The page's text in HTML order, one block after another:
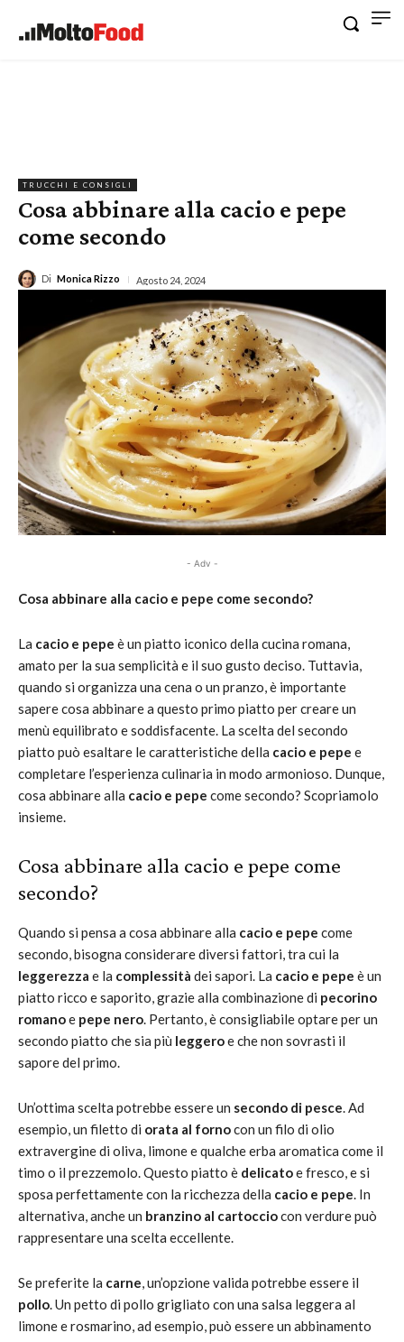
TRUCCHI E CONSIGLI
Cosa abbinare alla cacio e pepe
come secondo
Di Monica Rizzo Agosto 24, 2024
- Adv -
Cosa abbinare alla cacio e pepe come secondo?
La cacio e pepe è un piatto iconico della cucina romana,
amato per la sua semplicità e il suo gusto deciso. Tuttavia,
quando si organizza una cena o un pranzo, è importante
sapere cosa abbinare a questo primo piatto per creare un
menù equilibrato e soddisfacente. La scelta del secondo
piatto può esaltare le caratteristiche della cacio e pepe e
completare l’esperienza culinaria in modo armonioso. Dunque,
cosa abbinare alla cacio e pepe come secondo? Scopriamolo
insieme.
Cosa abbinare alla cacio e pepe come
secondo?
Quando si pensa a cosa abbinare alla cacio e pepe come
secondo, bisogna considerare diversi fattori, tra cui la
leggerezza e la complessità dei sapori. La cacio e pepe è un
piatto ricco e saporito, grazie alla combinazione di pecorino
romanoe pepe nero. Pertanto, è consigliabile optare per un
secondo piatto che sia più leggeroe che non sovrasti il
sapore del primo.
Un’ottima scelta potrebbe essere un secondo di pesce. Ad
esempio, un filetto di orata al fornocon un filo di olio
extravergine di oliva, limone e qualche erba aromatica come il
timo o il prezzemolo. Questo piatto è delicatoe fresco, e si
sposa perfettamente con la ricchezza della cacio e pepe. In
alternativa, anche un branzino al cartocciocon verdure può
rappresentare una scelta eccellente.
Se preferite la carne, un’opzione valida potrebbe essere il
pollo. Un petto di pollo grigliato con una salsa leggera al
limone e rosmarino, ad esempio, può essere un abbinamento